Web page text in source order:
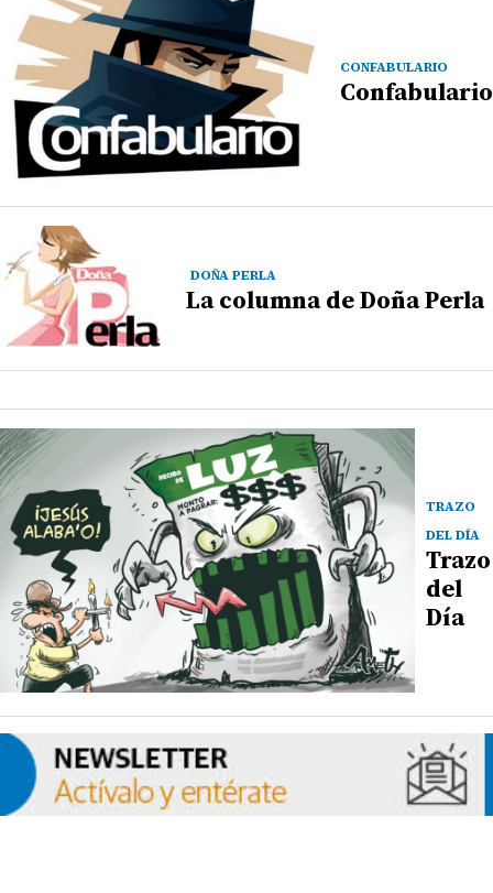
CONFABULARIO
Confabulario
DOÑA PERLA
La columna de Doña Perla
TRAZO
DEL DÍA
Trazo
del
Día